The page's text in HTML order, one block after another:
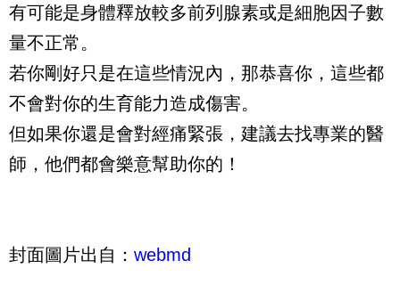
有可能是身體釋放較多前列腺素或是細胞因子數
量不正常。
若你剛好只是在這些情況內，那恭喜你，這些都
不會對你的生育能力造成傷害。
但如果你還是會對經痛緊張，建議去找專業的醫
師，他們都會樂意幫助你的！
封面圖片出自： webmd